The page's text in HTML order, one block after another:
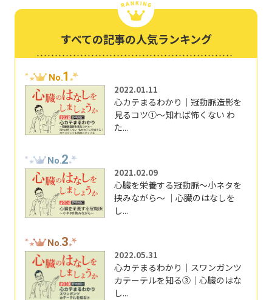
すべての記事の人気ランキング
No.1
2022.01.11
心カテまるわかり｜冠動脈造影を
見るコツ①～知れば怖くない わ
た...
No.2
2021.02.09
心臓を栄養する冠動脈～小ネタを
挟みながら～ ｜心臓のはなしを
し...
No.3
2022.05.31
心カテまるわかり｜スワンガンツ
カテーテルを知る③｜心臓のはな
し...